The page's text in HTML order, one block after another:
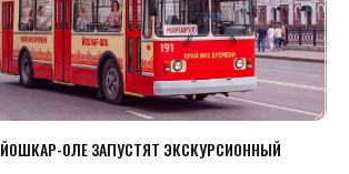
ОЛЕ ЗАПУСТЯТ ЭКСКУРСИОННЫЙ